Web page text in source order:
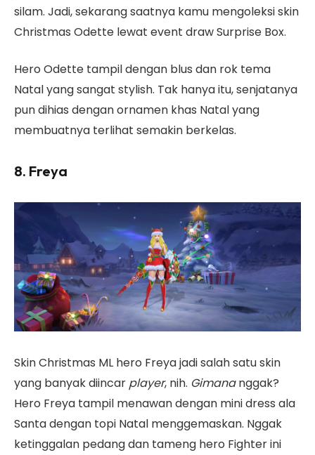
silam. Jadi, sekarang saatnya kamu mengoleksi skin
Christmas Odette lewat event draw Surprise Box.
Hero Odette tampil dengan blus dan rok tema
Natal yang sangat stylish. Tak hanya itu, senjatanya
pun dihias dengan ornamen khas Natal yang
membuatnya terlihat semakin berkelas.
8. Freya
Skin Christmas ML hero Freya jadi salah satu skin
yang banyak diincar player, nih. Gimananggak?
Hero Freya tampil menawan dengan mini dress ala
Santa dengan topi Natal menggemaskan. Nggak
ketinggalan pedang dan tameng hero Fighter ini